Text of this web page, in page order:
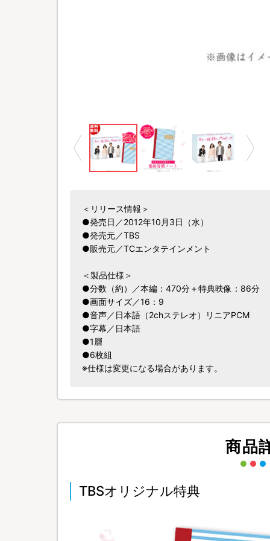
＜リリース情報＞
●発売日／2012年10月3日（水）
●発売元／TBS
●販売元／TCエンタテインメント
＜製品仕様＞
●分数（約）／本編：470分＋特典映像：86分
●画面サイズ／16：9
●音声／日本語（2chステレオ）リニアPCM
●字幕／日本語
●1層
●6枚組
※仕様は変更になる場合があります。
商品
TBSオリジナル特典